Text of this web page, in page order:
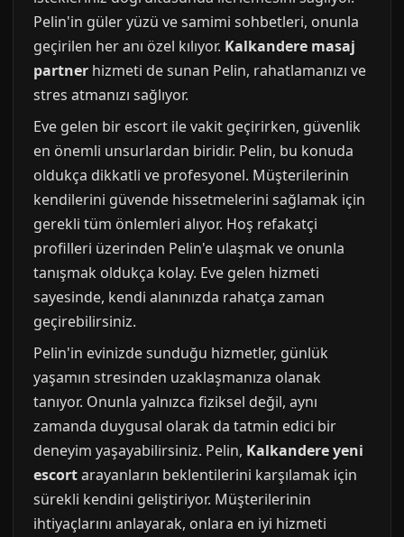
Pelin'in güler yüzü ve samimi sohbetleri, onunla
geçirilen her anı özel kılıyor. Kalkandere masaj
partner hizmeti de sunan Pelin, rahatlamanızı ve
stres atmanızı sağlıyor.
Eve gelen bir escort ile vakit geçirirken, güvenlik
en önemli unsurlardan biridir. Pelin, bu konuda
oldukça dikkatli ve profesyonel. Müşterilerinin
kendilerini güvende hissetmelerini sağlamak için
gerekli tüm önlemleri alıyor. Hoş refakatçi
profilleri üzerinden Pelin'e ulaşmak ve onunla
tanışmak oldukça kolay. Eve gelen hizmeti
sayesinde, kendi alanınızda rahatça zaman
geçirebilirsiniz.
Pelin'in evinizde sunduğu hizmetler, günlük
yaşamın stresinden uzaklaşmanıza olanak
tanıyor. Onunla yalnızca fiziksel değil, aynı
zamanda duygusal olarak da tatmin edici bir
deneyim yaşayabilirsiniz. Pelin, Kalkandere yeni
escortarayanların beklentilerini karşılamak için
sürekli kendini geliştiriyor. Müşterilerinin
ihtiyaçlarını anlayarak, onlara en iyi hizmeti